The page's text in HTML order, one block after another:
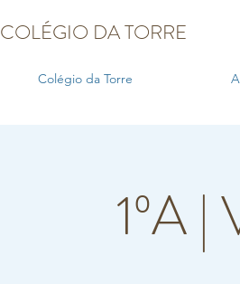
COLÉGIO DA TORRE
Colégio da Torre
1ºA